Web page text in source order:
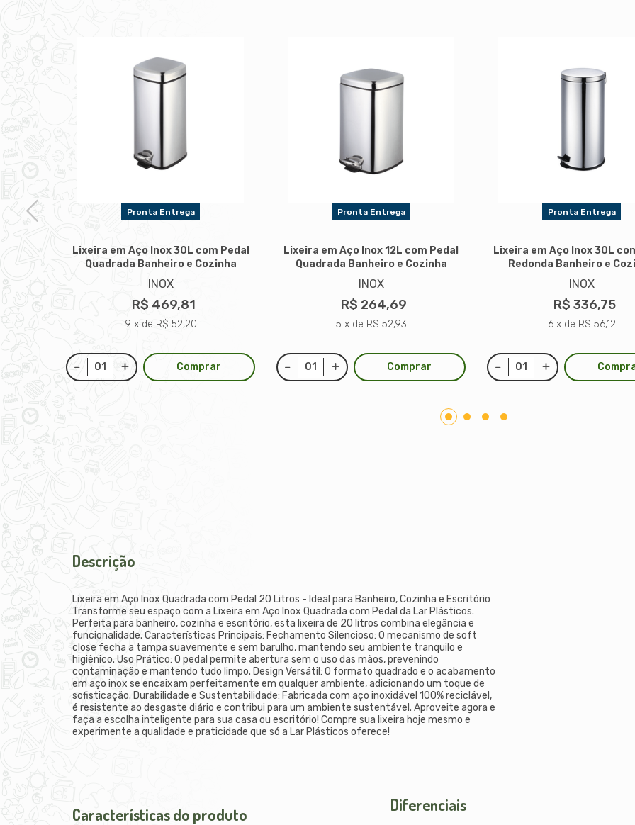
Pronta Entrega
Lixeira em Aço Inox 30L com Pedal
Quadrada Banheiro e Cozinha
INOX
R$ 469,81
9 x de R$ 52,20
Comprar
Pronta Entrega
Lixeira em Aço Inox 12L com Pedal
Quadrada Banheiro e Cozinha
INOX
R$ 264,69
5 x de R$ 52,93
Comprar
Pronta Entrega
Lixeira em Aço Inox 30L
Redonda Banheiro e
INOX
R$ 336,75
6 x de R$ 56,12
Descrição
Lixeira em Aço Inox Quadrada com Pedal 20 Litros - Ideal para Banheiro, Cozinha e Escritório
Transforme seu espaço com a Lixeira em Aço Inox Quadrada com Pedal da Lar Plásticos.
Perfeita para banheiro, cozinha e escritório, esta lixeira de 20 litros combina elegância e
funcionalidade. Características Principais: Fechamento Silencioso: O mecanismo de soft
close fecha a tampa suavemente e sem barulho, mantendo seu ambiente tranquilo e
higiênico. Uso Prático: O pedal permite abertura sem o uso das mãos, prevenindo
contaminação e mantendo tudo limpo. Design Versátil: O formato quadrado e o acabamento
em aço inox se encaixam perfeitamente em qualquer ambiente, adicionando um toque de
sofisticação. Durabilidade e Sustentabilidade: Fabricada com aço inoxidável 100% reciclável,
é resistente ao desgaste diário e contribui para um ambiente sustentável. Aproveite agora e
faça a escolha inteligente para sua casa ou escritório! Compre sua lixeira hoje mesmo e
experimente a qualidade e praticidade que só a Lar Plásticos oferece!
Características do produto Diferenciais